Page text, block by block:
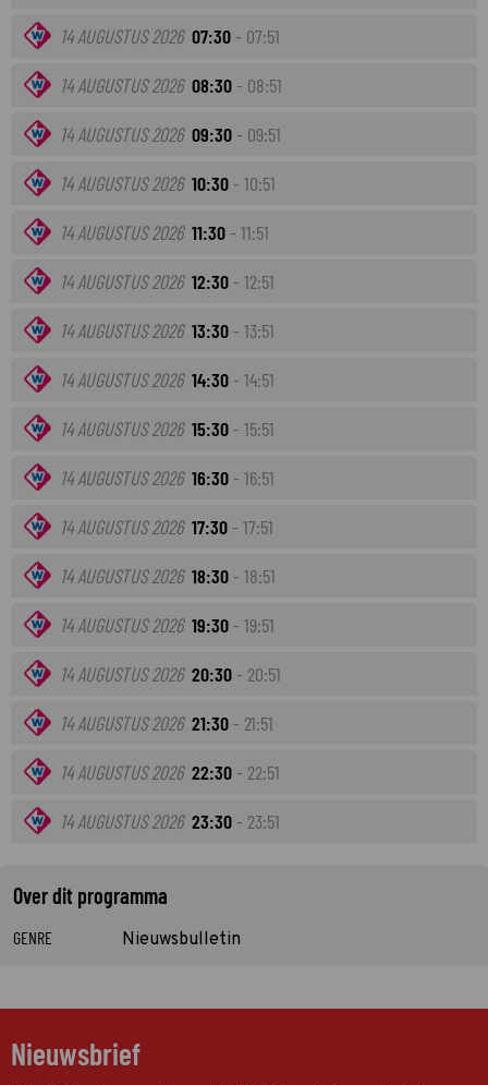
14 AUGUSTUS 2026 07:30 - 07:51
14 AUGUSTUS 2026 08:30 - 08:51
14 AUGUSTUS 2026 09:30 - 09:51
14 AUGUSTUS 2026 10:30 - 10:51
14 AUGUSTUS 2026 11:30 - 11:51
14 AUGUSTUS 2026 12:30 - 12:51
14 AUGUSTUS 2026 13:30 - 13:51
14 AUGUSTUS 2026 14:30 - 14:51
14 AUGUSTUS 2026 15:30 - 15:51
14 AUGUSTUS 2026 16:30 - 16:51
14 AUGUSTUS 2026 17:30 - 17:51
14 AUGUSTUS 2026 18:30 - 18:51
14 AUGUSTUS 2026 19:30 - 19:51
14 AUGUSTUS 2026 20:30 - 20:51
14 AUGUSTUS 2026 21:30 - 21:51
14 AUGUSTUS 2026 22:30 - 22:51
14 AUGUSTUS 2026 23:30 - 23:51
Over dit programma
GENRE Nieuwsbulletin
Nieuwsbrief